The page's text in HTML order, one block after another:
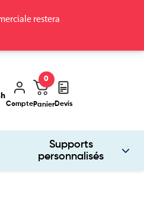
restera
Supports
personnalisés
ComptePanier
0
Devis